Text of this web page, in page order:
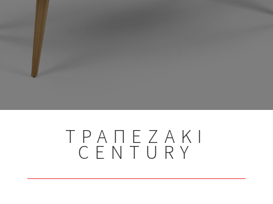
ΤΡΑΠΕΖΑΚΙ
CENTURY